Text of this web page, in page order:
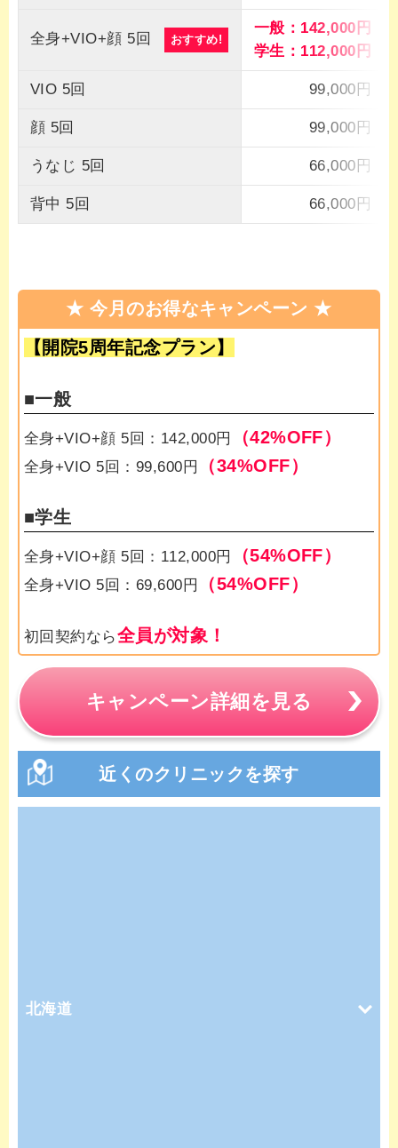
全身+VIO+顔 5回 おすすめ!
一般：142,000円
学生：112,000円
VIO 5回 99,000円
顔 5回 99,000円
うなじ 5回 66,000円
背中 5回 66,000円
★ 今月のお得なキャンペーン ★
【開院5周年記念プラン】
■一般
全身+VIO+顔 5回：142,000円 （42%OFF）
全身+VIO 5回：99,600円 （34%OFF）
■学生
全身+VIO+顔 5回：112,000円 （54%OFF）
全身+VIO 5回：69,600円 （54%OFF）
初回契約なら全員が対象！
キャンペーン詳細を見る
近くのクリニックを探す
北海道